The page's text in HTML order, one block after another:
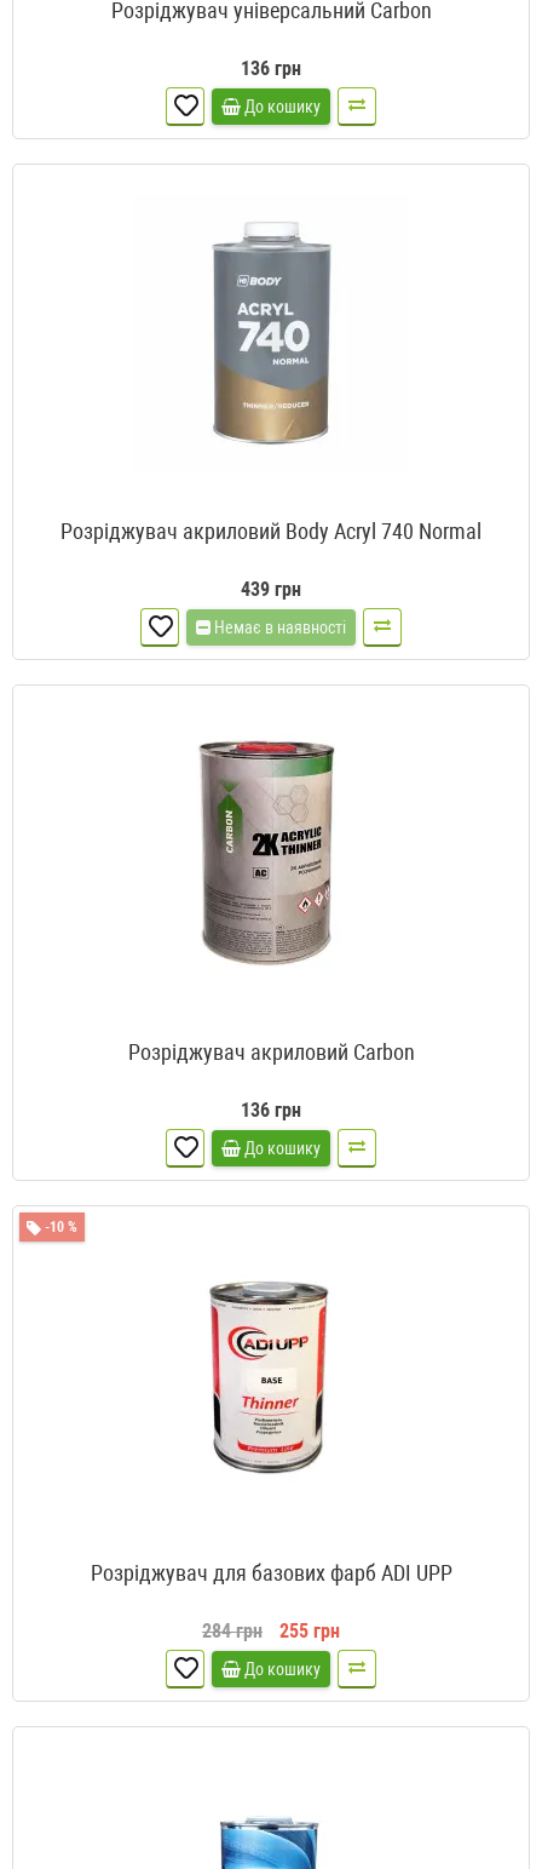
Розріджувач універсальний Carbon
136 грн
До кошику
Розріджувач акриловий Body Acryl 740 Normal
439 грн
Немає в наявності
Розріджувач акриловий Carbon
136 грн
До кошику
-10 %
Розріджувач для базових фарб ADI UPP
284 грн 255 грн
До кошику